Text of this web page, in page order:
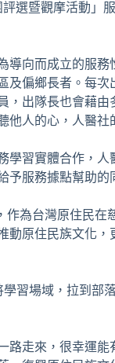
選暨觀摩活動
導向而成立的服
及偏鄉長者。每
出隊長也會藉
人的心，人醫
學習實體合作，
服務據點幫助的
為台灣原住民
動原住民族文化
習場域，拉到部
路走來，很幸運